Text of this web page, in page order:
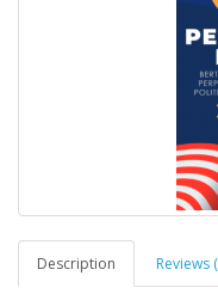
Description Reviews